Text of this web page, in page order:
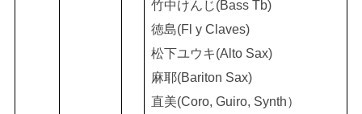
竹中けんじ(Bass Tb)
徳島(Fl y Claves)
松下ユウキ(Alto Sax)
麻耶(Bariton Sax)
直美(Coro, Guiro, Synth）